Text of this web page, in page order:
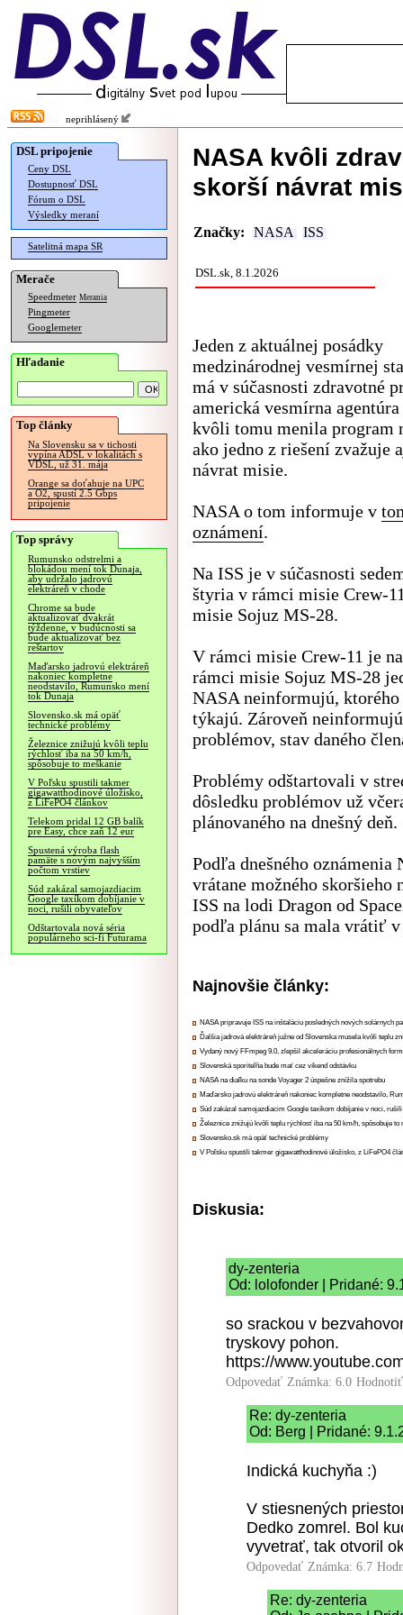
neprihlásený
DSL pripojenie
Ceny DSL
Dostupnosť DSL
Fórum o DSL
Výsledky meraní
Satelitná mapa SR
Merače
Speedmeter Merania
Pingmeter
Googlemeter
Hľadanie
Top články
Na Slovensku sa v tichosti
vypína ADSL v lokalitách s
VDSL, už 31. mája
Orange sa doťahuje na UPC
a O2, spustí 2.5 Gbps
pripojenie
Top správy
Rumunsko odstrelmi a
blokádou mení tok Dunaja,
aby udržalo jadrovú
elektráreň v chode
Chrome sa bude
aktualizovať dvakrát
týždenne, v budúcnosti sa
bude aktualizovať bez
reštartov
Maďarsko jadrovú elektráreň
nakoniec kompletne
neodstavilo, Rumunsko mení
tok Dunaja
Slovensko.sk má opäť
technické problémy
Železnice znižujú kvôli teplu
rýchlosť iba na 50 km/h,
spôsobuje to meškanie
V Poľsku spustili takmer
gigawatthodinové úložisko,
z LiFePO4 článkov
Telekom pridal 12 GB balík
pre Easy, chce zaň 12 eur
Spustená výroba flash
pamäte s novým najvyšším
počtom vrstiev
Súd zakázal samojazdiacim
Google taxíkom dobíjanie v
noci, rušili obyvateľov
Odštartovala nová séria
populárneho sci-fi Futurama
NASA kvôli
skorší návrat
Značky: NASA ISS
DSL.sk, 8.1.2026
Jeden z aktuálnej posádky
medzinárodnej vesmírnej
má v súčasnosti zdravotné
americká vesmírna
kvôli tomu menila program
ako jedno z riešení zvažuje
návrat misie.
NASA o tom informuje v
oznámení.
Na ISS je v súčasnosti
štyria v rámci misie Crew-
misie Sojuz MS-28.
V rámci misie Crew-11 je
rámci misie Sojuz MS-28
NASA neinformujú, ktorého
týkajú. Zároveň
problémov, stav daného
Problémy odštartovali v
dôsledku problémov už
plánovaného na dnešný deň.
Podľa dnešného
vrátane možného
ISS na lodi Dragon od
podľa plánu sa mala vrátiť
Najnovšie články:
NASA pripravuje ISS na inštaláciu posledných nových solárnych
Ďalšia jadrová elektráreň južne od Slovenska musela kvôli teplu
Vydaný nový FFmpeg 9.0, zlepšil akceleráciu profesionálnych
Slovenská sporiteľňa bude mať cez víkend odstávku
NASA na diaľku na sonde Voyager 2 úspešne znížila spotrebu
Maďarsko jadrovú elektráreň nakoniec kompletne neodstavilo,
Súd zakázal samojazdiacim Google taxíkom dobíjanie v noci,
Železnice znižujú kvôli teplu rýchlosť iba na 50 km/h, spôsobuje to
Slovensko.sk má opäť technické problémy
V Poľsku spustili takmer gigawatthodinové úložisko, z LiFePO4
Diskusia:
dy-zenteria
Od: lolofonder | Pridané:
so srackou v
tryskovy pohon.
https://
Odpovedať Známka: 6.0
Re: dy-zenteria
Od: Berg | Pridané:
Indická kuchyňa :)
V stiesnených
Dedko zomrel. Bol
vyvetrať, tak otvoril
Odpovedať Známka: 6.7
Re: dy-zenteria